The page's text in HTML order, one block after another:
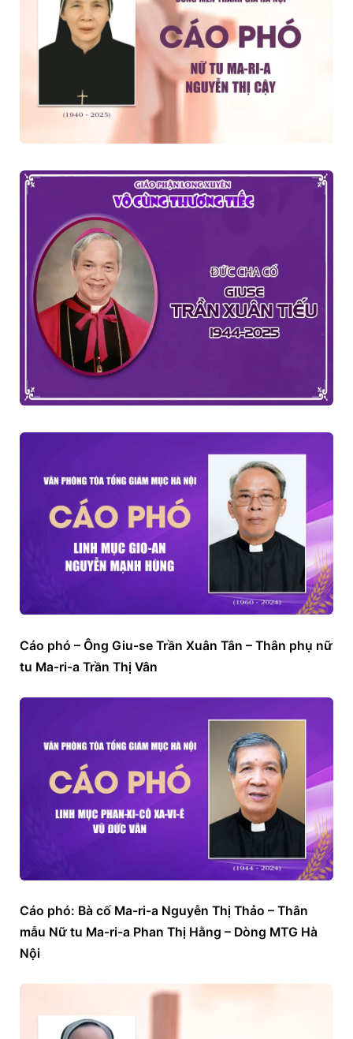
Cáo phó – Ông Giu-se Trần Xuân Tân – Thân phụ nữ
tu Ma-ri-a Trần Thị Vân
Cáo phó: Bà cố Ma-ri-a Nguyễn Thị Thảo – Thân
mẫu Nữ tu Ma-ri-a Phan Thị Hằng – Dòng MTG Hà
Nội